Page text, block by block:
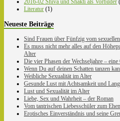
Literatur (1)
Neueste Beiträge
Sind Frauen über Fünfzig vom
Es muss nicht mehr alles auf den
Alter
Die vier Phasen der Wechseljahre –
Wenn Du auf deinen Schatten tanzen
Weibliche Sexualität im Alter
Gesunde Lust mit Achtsamkeit und
Lust und Sexualität im Alter
Liebe, Sex und Wahrheit – der Roman
Vom tantrischen Liebesschüler zum
Erotisches Einverständnis und seine